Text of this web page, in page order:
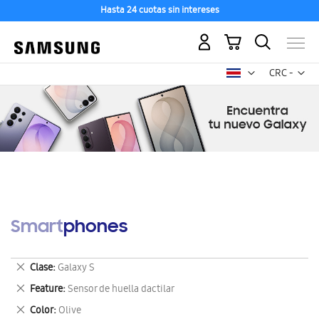
Hasta 24 cuotas sin intereses
CRC -
colón
Mi carrito
Smartphones
Clase Galaxy S
Eliminar
este
artículo
Feature Sensor de huella dactilar
Eliminar
este
Color Olive
Eliminar